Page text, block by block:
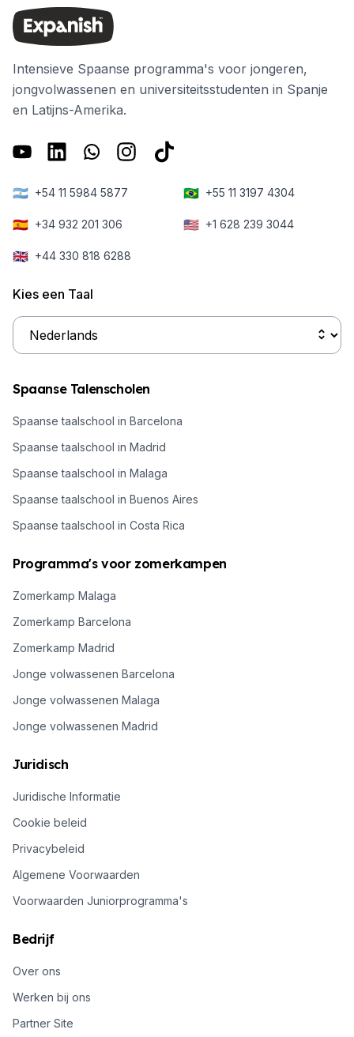
Intensieve Spaanse programma's voor jongeren,
jongvolwassenen en universiteitsstudenten in Spanje
en Latijns-Amerika.
🇦🇷 +54 11 5984 5877 🇧🇷 +55 11 3197 4304
🇪🇸 +34 932 201 306 🇺🇸 +1 628 239 3044
🇬🇧 +44 330 818 6288
Kies een Taal
Spaanse Talenscholen
Spaanse taalschool in Barcelona
Spaanse taalschool in Madrid
Spaanse taalschool in Malaga
Spaanse taalschool in Buenos Aires
Spaanse taalschool in Costa Rica
Programma's voor zomerkampen
Zomerkamp Malaga
Zomerkamp Barcelona
Zomerkamp Madrid
Jonge volwassenen Barcelona
Jonge volwassenen Malaga
Jonge volwassenen Madrid
Juridisch
Juridische Informatie
Cookie beleid
Privacybeleid
Algemene Voorwaarden
Voorwaarden Juniorprogramma's
Bedrijf
Over ons
Werken bij ons
Partner Site